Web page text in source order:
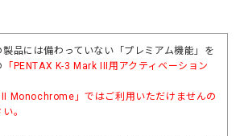
品には備わっていない「プレミアム機能」を
「PENTAX K-3 Mark III用アクティベーション
Monochrome」ではご利用いただけませんの
。